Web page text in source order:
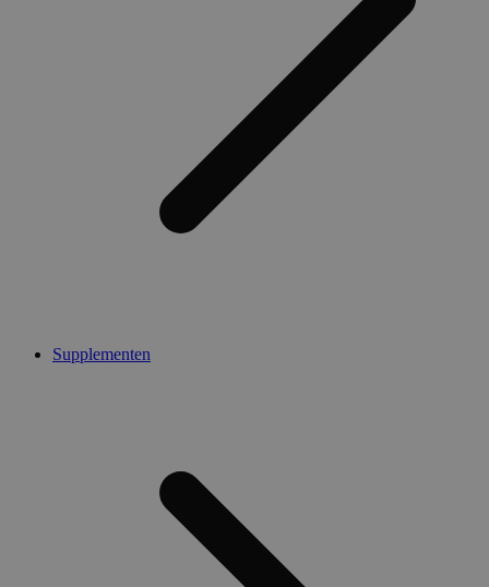
Supplementen